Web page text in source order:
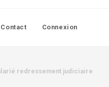
Contact Connexion
redressement judiciaire